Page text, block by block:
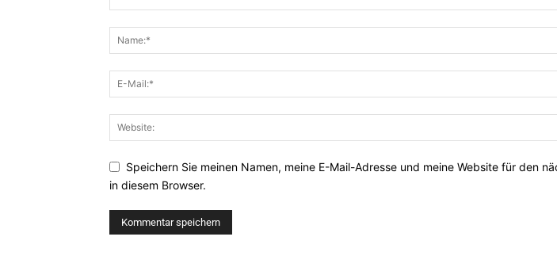
Speichern Sie meinen Namen, meine E-Mail-Adresse und meine Website für den
in diesem Browser.